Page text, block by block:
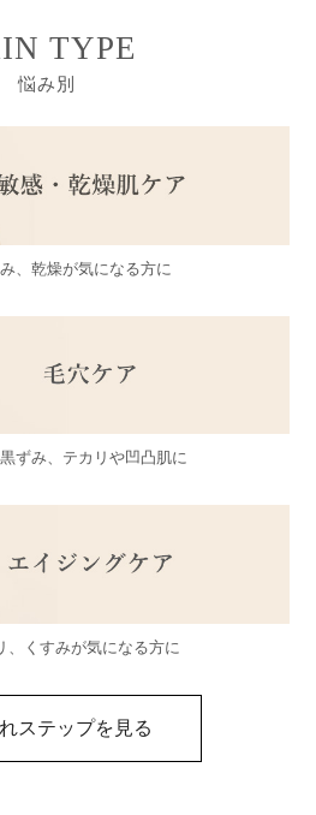
TYPE
悩み別
、 乾燥が気になる方に
ずみ、 テカリや凹凸肌に
くすみが気になる方に
ステップを見る